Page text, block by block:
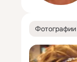
Фотографии